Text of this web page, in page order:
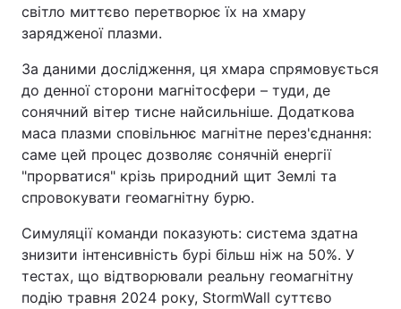
світло миттєво перетворює їх на хмару
зарядженої плазми.
За даними дослідження, ця хмара спрямовується
до денної сторони магнітосфери – туди, де
сонячний вітер тисне найсильніше. Додаткова
маса плазми сповільнює магнітне перез'єднання:
саме цей процес дозволяє сонячній енергії
"прорватися" крізь природний щит Землі та
спровокувати геомагнітну бурю.
Симуляції команди показують: система здатна
знизити інтенсивність бурі більш ніж на 50%. У
тестах, що відтворювали реальну геомагнітну
подію травня 2024 року, StormWall суттєво